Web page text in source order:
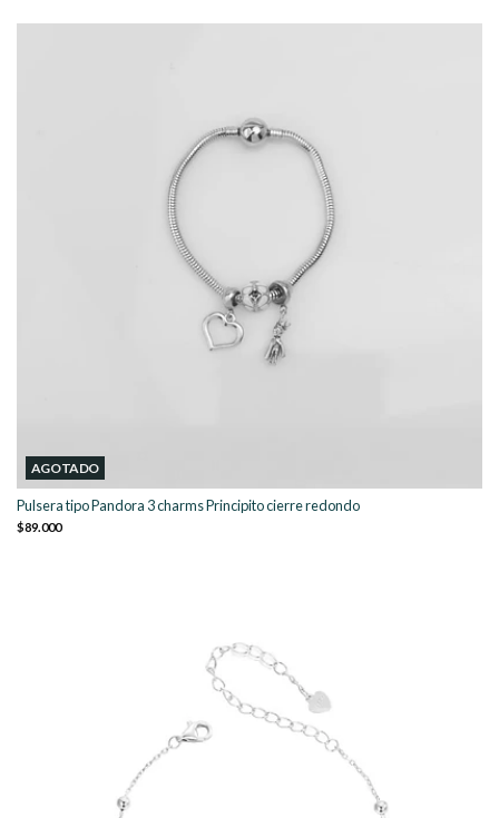
AGOTADO
Pulsera tipo Pandora 3 charms Principito cierre redondo
$89.000